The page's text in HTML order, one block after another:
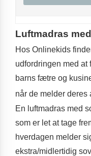
Luftmadras
Hos Onlinekids
udfordringen med
barns fætre og
når de melder deres
En luftmadras med
som er let at tage
hverdagen melder
ekstra/midlertidig